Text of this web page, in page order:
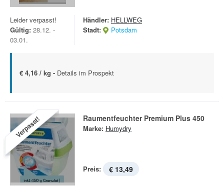
Leider verpasst!
Gültig: 28.12. -
03.01.
Händler: HELLWEG
Stadt:
Potsdam
€ 4,16 / kg - Details im Prospekt
Verpasst! Raumentfeuchter Premium Plus 450
Marke: Humydry
Preis: € 13,49